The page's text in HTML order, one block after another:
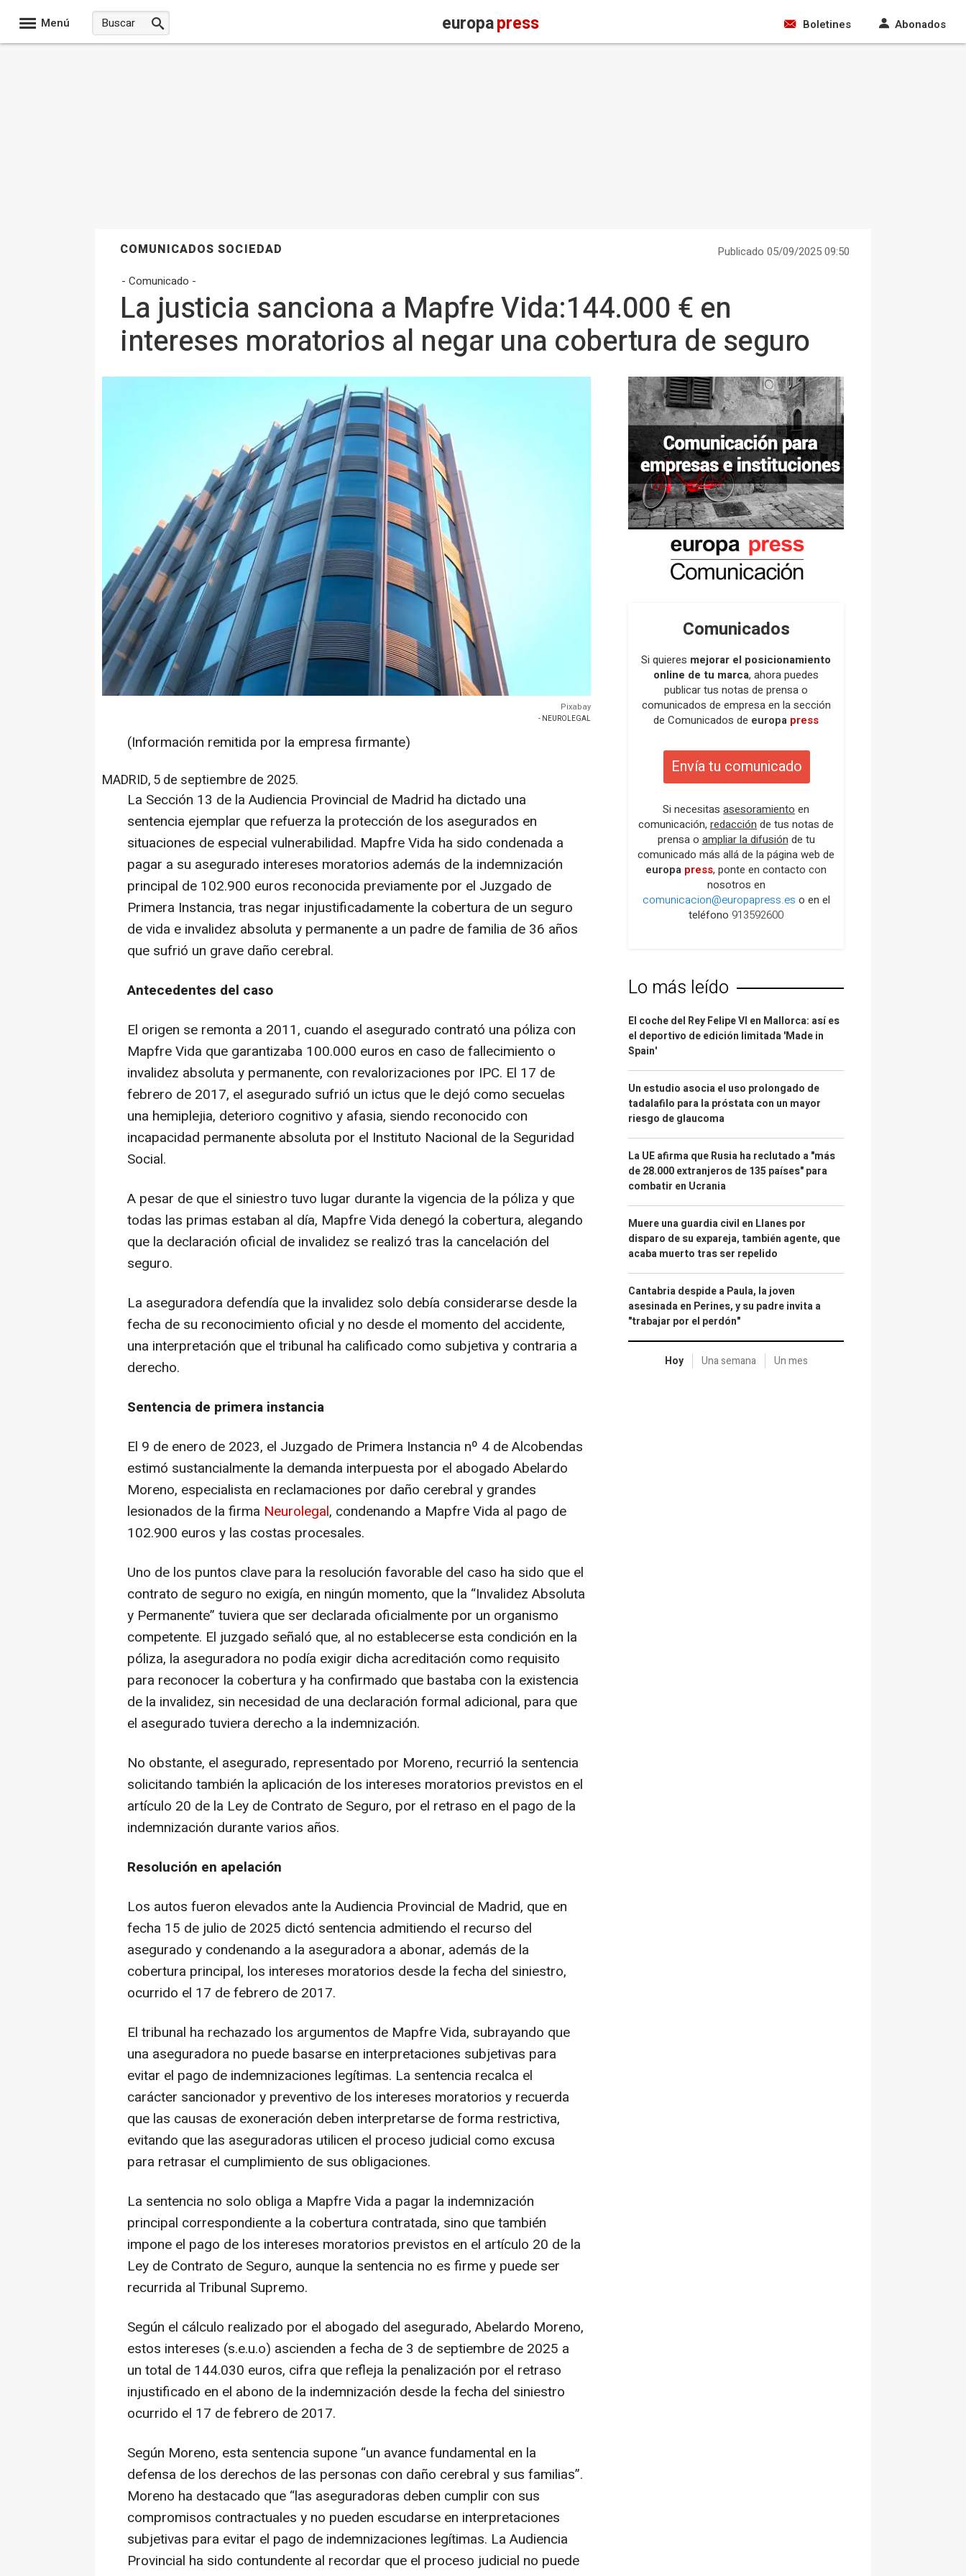
Menú europapress Boletines Abonados
COMUNICADOS SOCIEDAD
Publicado 05/09/2025 09:50
- Comunicado -
La justicia sanciona a Mapfre Vida:144.000 € en
intereses moratorios al negar una cobertura de seguro
Pixabay
- NEUROLEGAL
(Información remitida por la empresa firmante)
MADRID, 5 de septiembre de 2025.
La Sección 13 de la Audiencia Provincial de Madrid ha dictado una
sentencia ejemplar que refuerza la protección de los asegurados en
situaciones de especial vulnerabilidad. Mapfre Vida ha sido condenada a
pagar a su asegurado intereses moratorios además de la indemnización
principal de 102.900 euros reconocida previamente por el Juzgado de
Primera Instancia, tras negar injustificadamente la cobertura de un seguro
de vida e invalidez absoluta y permanente a un padre de familia de 36 años
que sufrió un grave daño cerebral.
Antecedentes del caso
El origen se remonta a 2011, cuando el asegurado contrató una póliza con
Mapfre Vida que garantizaba 100.000 euros en caso de fallecimiento o
invalidez absoluta y permanente, con revalorizaciones por IPC. El 17 de
febrero de 2017, el asegurado sufrió un ictus que le dejó como secuelas
una hemiplejia, deterioro cognitivo y afasia, siendo reconocido con
incapacidad permanente absoluta por el Instituto Nacional de la Seguridad
Social.
A pesar de que el siniestro tuvo lugar durante la vigencia de la póliza y que
todas las primas estaban al día, Mapfre Vida denegó la cobertura, alegando
que la declaración oficial de invalidez se realizó tras la cancelación del
seguro.
La aseguradora defendía que la invalidez solo debía considerarse desde la
fecha de su reconocimiento oficial y no desde el momento del accidente,
una interpretación que el tribunal ha calificado como subjetiva y contraria a
derecho.
Sentencia de primera instancia
El 9 de enero de 2023, el Juzgado de Primera Instancia nº 4 de Alcobendas
estimó sustancialmente la demanda interpuesta por el abogado Abelardo
Moreno, especialista en reclamaciones por daño cerebral y grandes
lesionados de la firma Neurolegal, condenando a Mapfre Vida al pago de
102.900 euros y las costas procesales.
Uno de los puntos clave para la resolución favorable del caso ha sido que el
contrato de seguro no exigía, en ningún momento, que la “Invalidez Absoluta
y Permanente” tuviera que ser declarada oficialmente por un organismo
competente. El juzgado señaló que, al no establecerse esta condición en la
póliza, la aseguradora no podía exigir dicha acreditación como requisito
para reconocer la cobertura y ha confirmado que bastaba con la existencia
de la invalidez, sin necesidad de una declaración formal adicional, para que
el asegurado tuviera derecho a la indemnización.
No obstante, el asegurado, representado por Moreno, recurrió la sentencia
solicitando también la aplicación de los intereses moratorios previstos en el
artículo 20 de la Ley de Contrato de Seguro, por el retraso en el pago de la
indemnización durante varios años.
Resolución en apelación
Los autos fueron elevados ante la Audiencia Provincial de Madrid, que en
fecha 15 de julio de 2025 dictó sentencia admitiendo el recurso del
asegurado y condenando a la aseguradora a abonar, además de la
cobertura principal, los intereses moratorios desde la fecha del siniestro,
ocurrido el 17 de febrero de 2017.
El tribunal ha rechazado los argumentos de Mapfre Vida, subrayando que
una aseguradora no puede basarse en interpretaciones subjetivas para
evitar el pago de indemnizaciones legítimas. La sentencia recalca el
carácter sancionador y preventivo de los intereses moratorios y recuerda
que las causas de exoneración deben interpretarse de forma restrictiva,
evitando que las aseguradoras utilicen el proceso judicial como excusa
para retrasar el cumplimiento de sus obligaciones.
La sentencia no solo obliga a Mapfre Vida a pagar la indemnización
principal correspondiente a la cobertura contratada, sino que también
impone el pago de los intereses moratorios previstos en el artículo 20 de la
Ley de Contrato de Seguro, aunque la sentencia no es firme y puede ser
recurrida al Tribunal Supremo.
Según el cálculo realizado por el abogado del asegurado, Abelardo Moreno,
estos intereses (s.e.u.o) ascienden a fecha de 3 de septiembre de 2025 a
un total de 144.030 euros, cifra que refleja la penalización por el retraso
injustificado en el abono de la indemnización desde la fecha del siniestro
ocurrido el 17 de febrero de 2017.
Según Moreno, esta sentencia supone “un avance fundamental en la
defensa de los derechos de las personas con daño cerebral y sus familias”.
Moreno ha destacado que “las aseguradoras deben cumplir con sus
compromisos contractuales y no pueden escudarse en interpretaciones
subjetivas para evitar el pago de indemnizaciones legítimas. La Audiencia
Provincial ha sido contundente al recordar que el proceso judicial no puede
Comunicados
Si quieres mejorar el posicionamiento
online de tu marca, ahora puedes
publicar tus notas de prensa o
comunicados de empresa en la sección
de Comunicados de europa press
Envía tu comunicado
Si necesitas asesoramiento en
comunicación, redacción de tus notas de
prensa o ampliar la difusión de tu
comunicado más allá de la página web de
europa press, ponte en contacto con
nosotros en
comunicacion@europapress.es o en el
teléfono 913592600
Lo más leído
El coche del Rey Felipe VI en Mallorca: así es
el deportivo de edición limitada 'Made in
Spain'
Un estudio asocia el uso prolongado de
tadalafilo para la próstata con un mayor
riesgo de glaucoma
La UE afirma que Rusia ha reclutado a "más
de 28.000 extranjeros de 135 países" para
combatir en Ucrania
Muere una guardia civil en Llanes por
disparo de su expareja, también agente, que
acaba muerto tras ser repelido
Cantabria despide a Paula, la joven
asesinada en Perines, y su padre invita a
"trabajar por el perdón"
Hoy Una semana Un mes